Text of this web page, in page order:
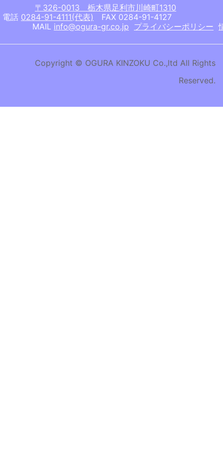
〒326-0013 栃木県足利市川崎町1310
電話 0284-91-4111(代表) FAX 0284-91-4127
MAIL info@ogura-gr.co.jp プライバシーポリシー
Copyright © OGURA KINZOKU Co.,ltd All Rights
Reserved.